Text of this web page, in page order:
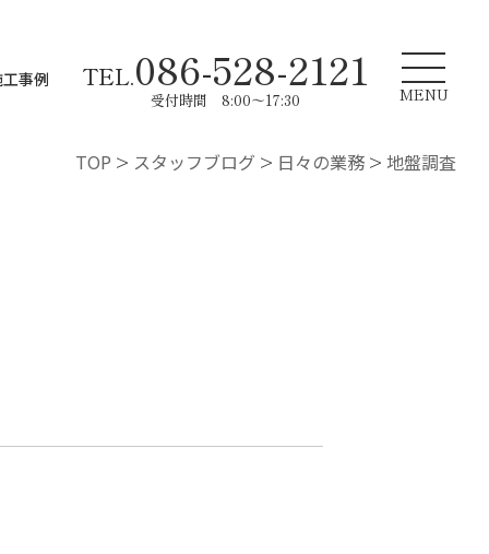
事例 TEL.086-528-2121
受付時間 8:00～17:30 MENU
TOP > スタッフブログ > 日々の業務 > 地盤調査